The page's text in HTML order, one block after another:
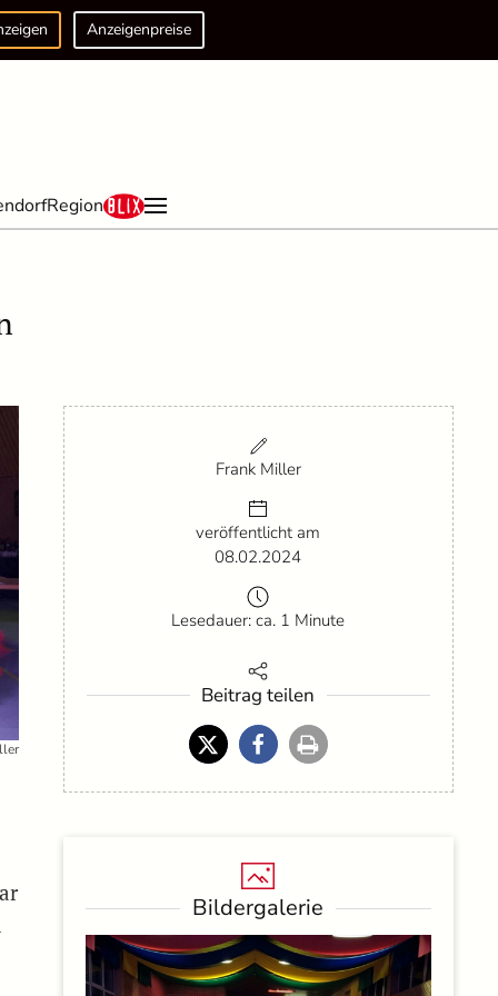
Anzeigenpreise
Region
Frank Miller
veröffentlicht am
08.02.2024
Lesedauer: ca. 1 Minute
Beitrag teilen
Bildergalerie